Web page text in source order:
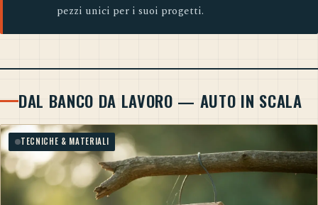
pezzi unici per i suoi progetti.
DAL BANCO DA LAVORO — AUTO IN SCALA
TECNICHE & MATERIALI